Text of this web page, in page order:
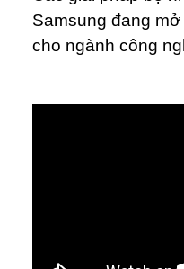
Samsung đang
cho ngành công